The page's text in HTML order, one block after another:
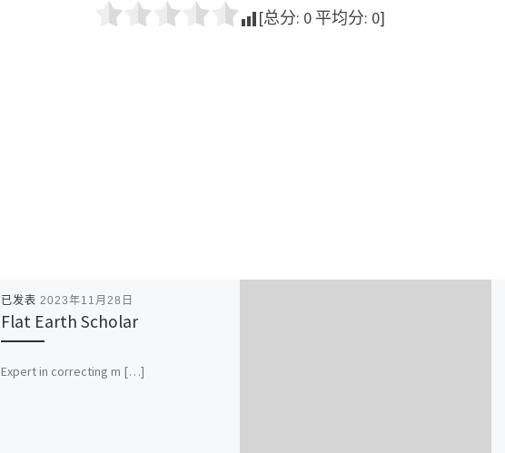
[总分: 0 平均分: 0]
已发表 2023年11月28日
Flat Earth Scholar
Expert in correcting m […]